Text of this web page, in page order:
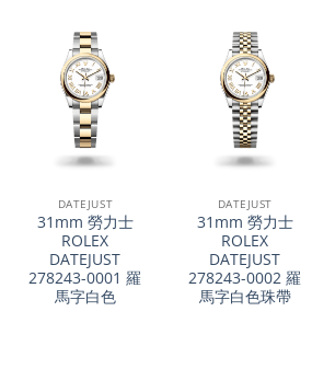
DATEJUST
31mm 勞力士
ROLEX
DATEJUST
278243-0001 羅
馬字白色
DATEJUST
31mm 勞力士
ROLEX
DATEJUST
278243-0002 羅
馬字白色珠帶